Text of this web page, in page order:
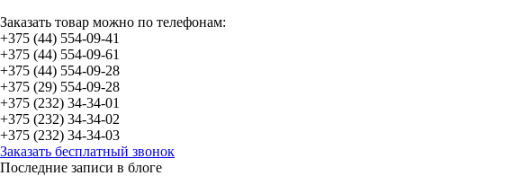
Заказать товар можно по телефонам:
+375 (44) 554-09-41
+375 (44) 554-09-61
+375 (44) 554-09-28
+375 (29) 554-09-28
+375 (232) 34-34-01
+375 (232) 34-34-02
+375 (232) 34-34-03
Заказать бесплатный звонок
Последние записи в блоге